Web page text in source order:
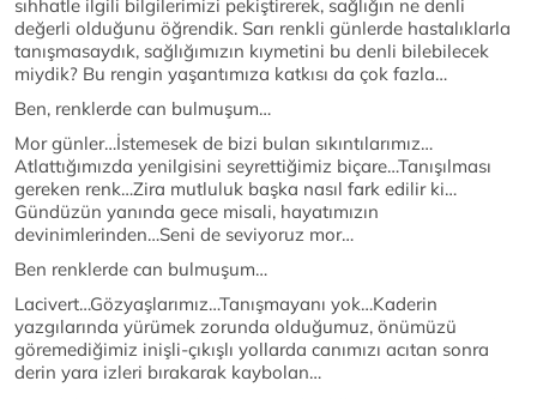
sıhhatle ilgili bilgilerimizi pekiştirerek, sağlığın ne denli
değerli olduğunu öğrendik. Sarı renkli günlerde hastalıklarla
tanışmasaydık, sağlığımızın kıymetini bu denli bilebilecek
miydik? Bu rengin yaşantımıza katkısı da çok fazla…
Ben, renklerde can bulmuşum…
Mor günler…İstemesek de bizi bulan sıkıntılarımız…
Atlattığımızda yenilgisini seyrettiğimiz biçare…Tanışılması
gereken renk…Zira mutluluk başka nasıl fark edilir ki…
Gündüzün yanında gece misali, hayatımızın
devinimlerinden…Seni de seviyoruz mor…
Ben renklerde can bulmuşum…
Lacivert…Gözyaşlarımız…Tanışmayanı yok…Kaderin
yazgılarında yürümek zorunda olduğumuz, önümüzü
göremediğimiz inişli-çıkışlı yollarda canımızı acıtan sonra
derin yara izleri bırakarak kaybolan…